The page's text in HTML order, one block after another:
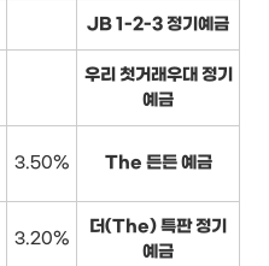
JB 1-2-3 정기예금
우리 첫거래우대 정기
예금
3.50% The 든든 예금
3.20%
더(The) 특판 정기
예금